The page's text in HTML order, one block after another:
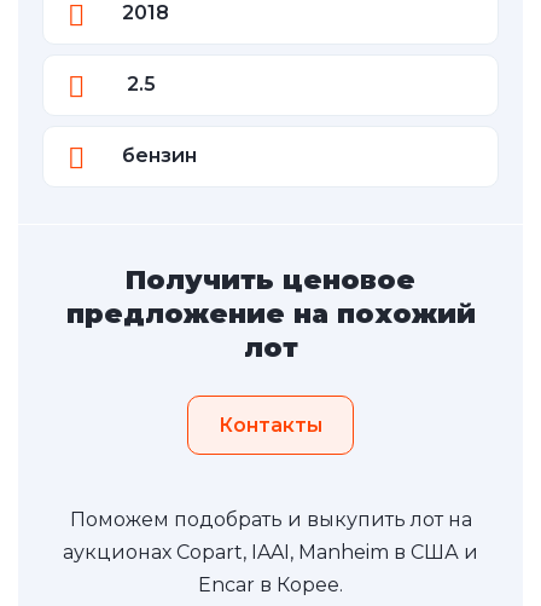
2018
2.5
бензин
Получить ценовое
предложение на похожий
лот
Контакты
Поможем подобрать и выкупить лот на
аукционах Copart, IAAI, Manheim в США и
Encar в Корее.